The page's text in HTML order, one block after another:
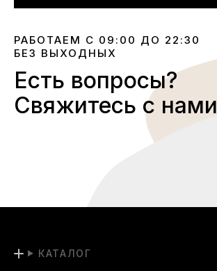
РАБОТАЕМ С 09:00 ДО 22:30
БЕЗ ВЫХОДНЫХ
Есть вопросы?
Свяжитесь с нами
КАТАЛОГ